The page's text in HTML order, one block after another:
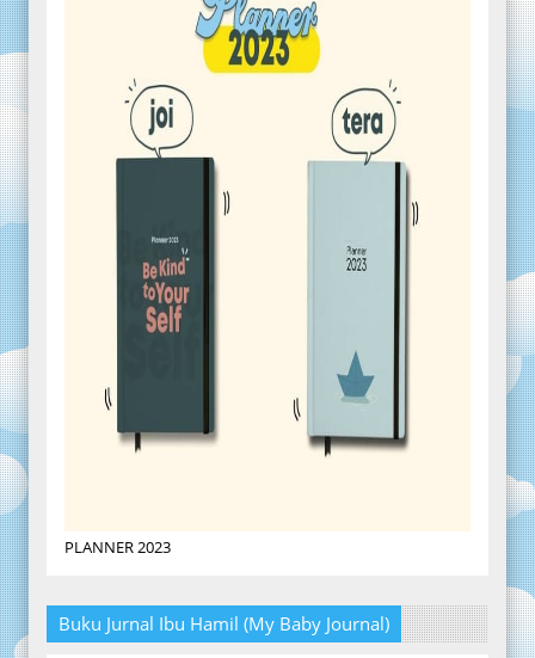
PLANNER 2023
Buku Jurnal Ibu Hamil (My Baby Journal)